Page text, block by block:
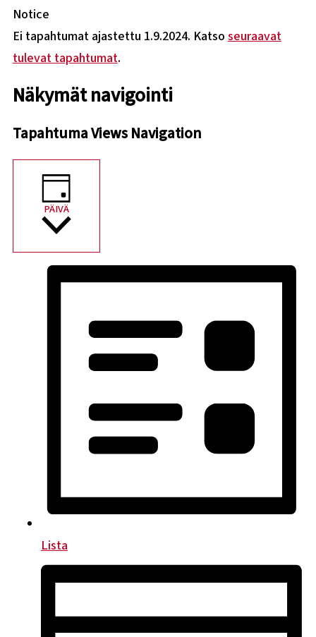
Notice
Ei tapahtumat ajastettu 1.9.2024. Katsoseuraavat
tulevat tapahtumat.
Näkymät navigointi
Tapahtuma Views Navigation
PÄIVÄ
Lista